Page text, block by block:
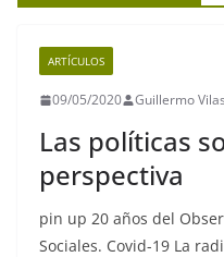
ARTÍCULOS
09/05/2020 Guillermo
Las políticas
perspectiva
pin up 20 años del
Sociales. Covid-19 La